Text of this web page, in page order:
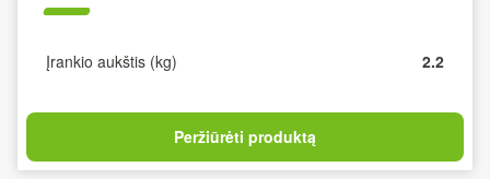
Įrankio aukštis (kg) 2.2
Peržiūrėti produktą